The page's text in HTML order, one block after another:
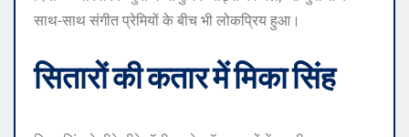
साथ-साथ संगीत प्रेमियों के बीच भी लोकप्रिय हुआ।
सितारों की कतार में मिका सिंह